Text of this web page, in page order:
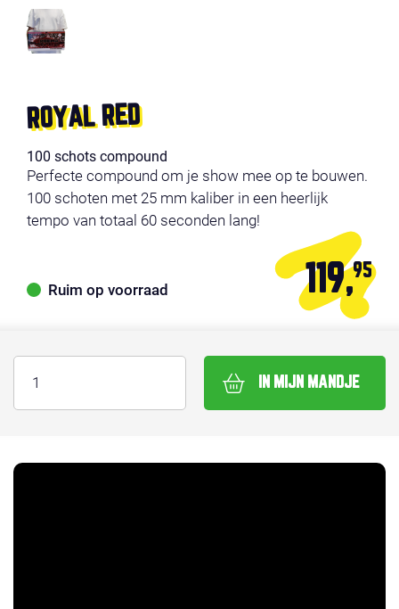
ROYAL RED
100 schots compound
Perfecte compound om je show mee op te bouwen.
100 schoten met 25 mm kaliber in een heerlijk
tempo van totaal 60 seconden lang!
Ruim op voorraad 119,95
IN MIJN MANDJE